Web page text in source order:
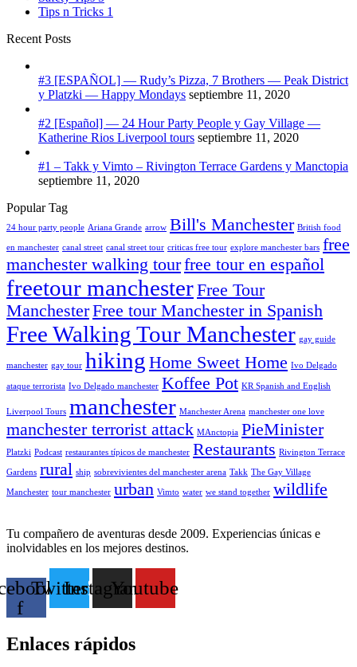
Tips n Tricks 1
Recent Posts
#3 [ESPAÑOL] — Rudy’s Pizza, 7 Brothers — Peak District
y Platzki — Happy Mondays septiembre 11, 2020
#2 [Español] — 24 Hour Party People y Gay Village —
Katherine Rios Liverpool tours septiembre 11, 2020
#1 – Takk y Vimto – Rivington Terrace Gardens y Manctopia
septiembre 11, 2020
Popular Tag
24 hour party people Ariana Grande arrow Bill's Manchester British food
en manchester canal street canal street tour criticas free tour explore manchester bars free
manchester walking tourfree tour en español
freetour manchesterFree Tour
ManchesterFree tour Manchester in Spanish
Free Walking Tour Manchester gay guide
manchester gay tour hiking Home Sweet Home Ivo Delgado
ataque terrorista Ivo Delgado manchester Koffee Pot KR Spanish and English
Liverpool Tours manchester Manchester Arena manchester one love
manchester terrorist attack MAnctopia PieMinister
Platzki Podcast restaurantes típicos de manchester Restaurants Rivington Terrace
Gardens rural ship sobrevivientes del manchester arena Takk The Gay Village
Manchester tour manchester urban Vimto water we stand together wildlife
Tu compañero de aventuras desde 2009. Experiencias únicas e
inolvidables en los mejores destinos.
f
TwitterInstagramYoutube
Enlaces rápidos